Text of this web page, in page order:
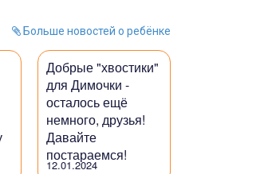
Больше новостей о ребёнке
Добрые "хвостики"
для Димочки -
осталось ещё
немного, друзья!
Давайте
постараемся!
12.01.2024